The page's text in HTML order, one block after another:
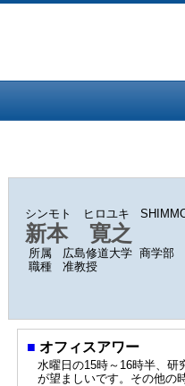
シンモト ヒロユキ
新本 寛之
所属
広島修道大学 商学部
職種
准教授
■ オフィスアワー
水曜日の15時～16時半、研
が望ましいです。その他の